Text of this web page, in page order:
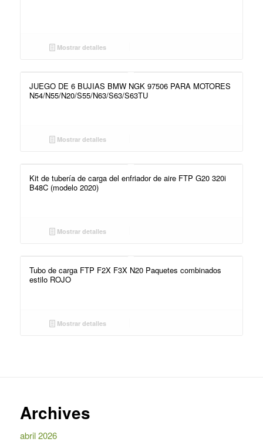
Mostrar detalles
JUEGO DE 6 BUJIAS BMW NGK 97506 PARA MOTORES
N54/N55/N20/S55/N63/S63/S63TU
Mostrar detalles
Kit de tubería de carga del enfriador de aire FTP G20 320i
B48C (modelo 2020)
Mostrar detalles
Tubo de carga FTP F2X F3X N20 Paquetes combinados
estilo ROJO
Mostrar detalles
Archives
abril 2026